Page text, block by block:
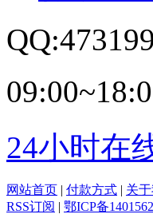
24小时在
网站首页 | 付款方式 | 关
RSS订阅 | 鄂ICP备